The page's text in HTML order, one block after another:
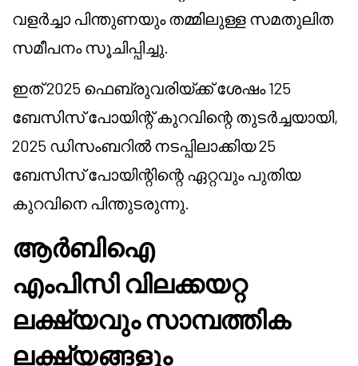
വളർച്ചാ പിന്തുണയും തമ്മിലുള്ള സമതുലിത
സമീപനം സൂചിപ്പിച്ചു.
ഇത് 2025 ഫെബ്രുവരിയ്ക്ക് ശേഷം 125
ബേസിസ് പോയിന്റ് കുറവിന്റെ തുടർച്ചയായി,
2025 ഡിസംബറിൽ നടപ്പിലാക്കിയ 25
ബേസിസ് പോയിന്റിന്റെ ഏറ്റവും പുതിയ
കുറവിനെ പിന്തുടരുന്നു.
ആർബിഐ
എംപിസി വിലക്കയറ്റ
ലക്ഷ്യവും സാമ്പത്തിക
ലക്ഷ്യങ്ങളും